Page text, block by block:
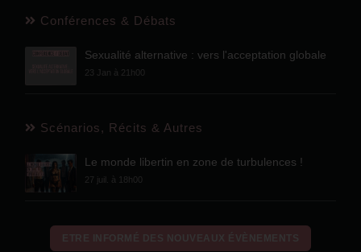
Conférences & Débats
Sexualité alternative : vers l'acceptation globale
23 Jan à 21h00
Scénarios, Récits & Autres
Le monde libertin en zone de turbulences !
27 juil. à 18h00